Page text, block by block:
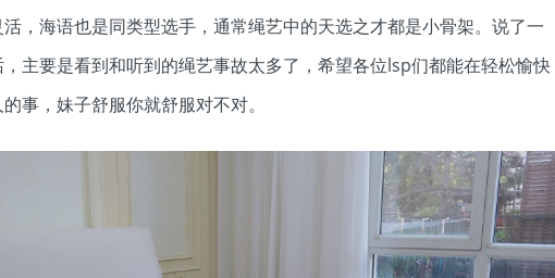
，海语也是同类型选手，通常绳艺中的天选之才都是小骨架。说了一
主要是看到和听到的绳艺事故太多了，希望各位lsp们都能在轻松愉快
事，妹子舒服你就舒服对不对。